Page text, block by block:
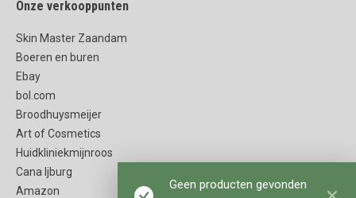
Geen producten gevonden
Onze verkooppunten
Skin Master Zaandam
Boeren en buren
Ebay
bol.com
Broodhuysmeijer
Art of Cosmetics
Huidkliniekmijnroos
Cana Ijburg
Amazon